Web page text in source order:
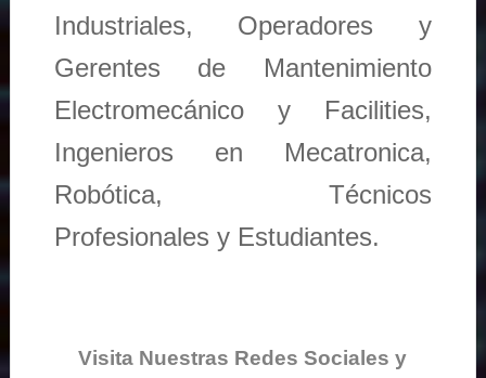
Industriales, Operadores y
Gerentes de Mantenimiento
Electromecánico y Facilities,
Ingenieros en Mecatronica,
Robótica, Técnicos
Profesionales y Estudiantes.
Visita Nuestras Redes Sociales y